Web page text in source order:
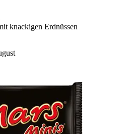
knackigen Erdnüssen